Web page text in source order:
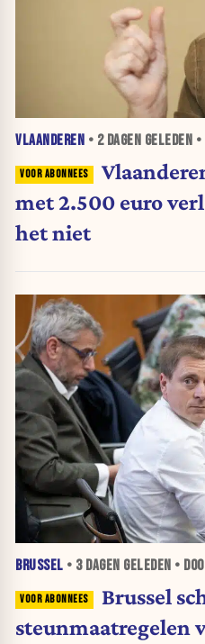
VLAANDEREN • 2 DAGEN GELEDEN
met 2.500 euro
het niet
BRUSSEL • 3 DAGEN GELEDEN •
Brussel
steunmaatregelen